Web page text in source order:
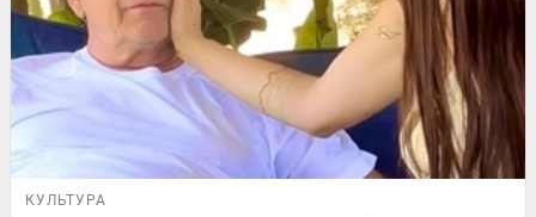
КУЛЬТУРА